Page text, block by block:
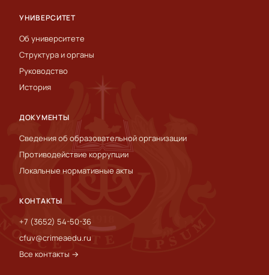
УНИВЕРСИТЕТ
Об университете
Структура и органы
Руководство
История
ДОКУМЕНТЫ
Сведения об образовательной организации
Противодействие коррупции
Локальные нормативные акты
КОНТАКТЫ
+7 (3652) 54-50-36
cfuv@crimeaedu.ru
Все контакты →